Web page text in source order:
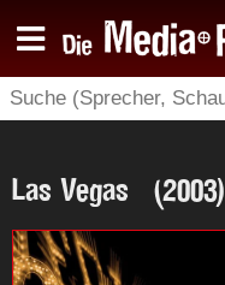
Las Vegas (2003)